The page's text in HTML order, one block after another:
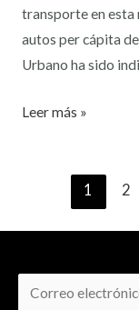
transporte en esta
autos per cápita
Urbano ha sido
Leer más »
1 2